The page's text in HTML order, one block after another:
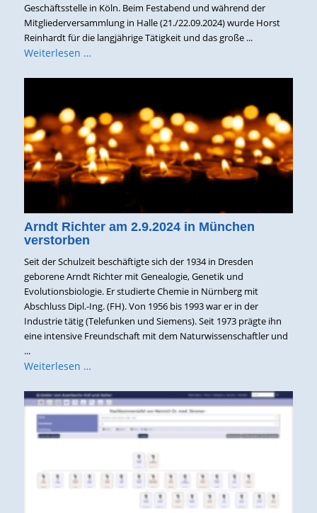
Geschäftsstelle in Köln. Beim Festabend und während der
Mitgliederversammlung in Halle (21./22.09.2024) wurde Horst
Reinhardt für die langjährige Tätigkeit und das große ...
Weiterlesen …
Arndt Richter am 2.9.2024 in München
verstorben
Seit der Schulzeit beschäftigte sich der 1934 in Dresden
geborene Arndt Richter mit Genealogie, Genetik und
Evolutionsbiologie. Er studierte Chemie in Nürnberg mit
Abschluss Dipl.-Ing. (FH). Von 1956 bis 1993 war er in der
Industrie tätig (Telefunken und Siemens). Seit 1973 prägte ihn
eine intensive Freundschaft mit dem Naturwissenschaftler und
...
Weiterlesen …